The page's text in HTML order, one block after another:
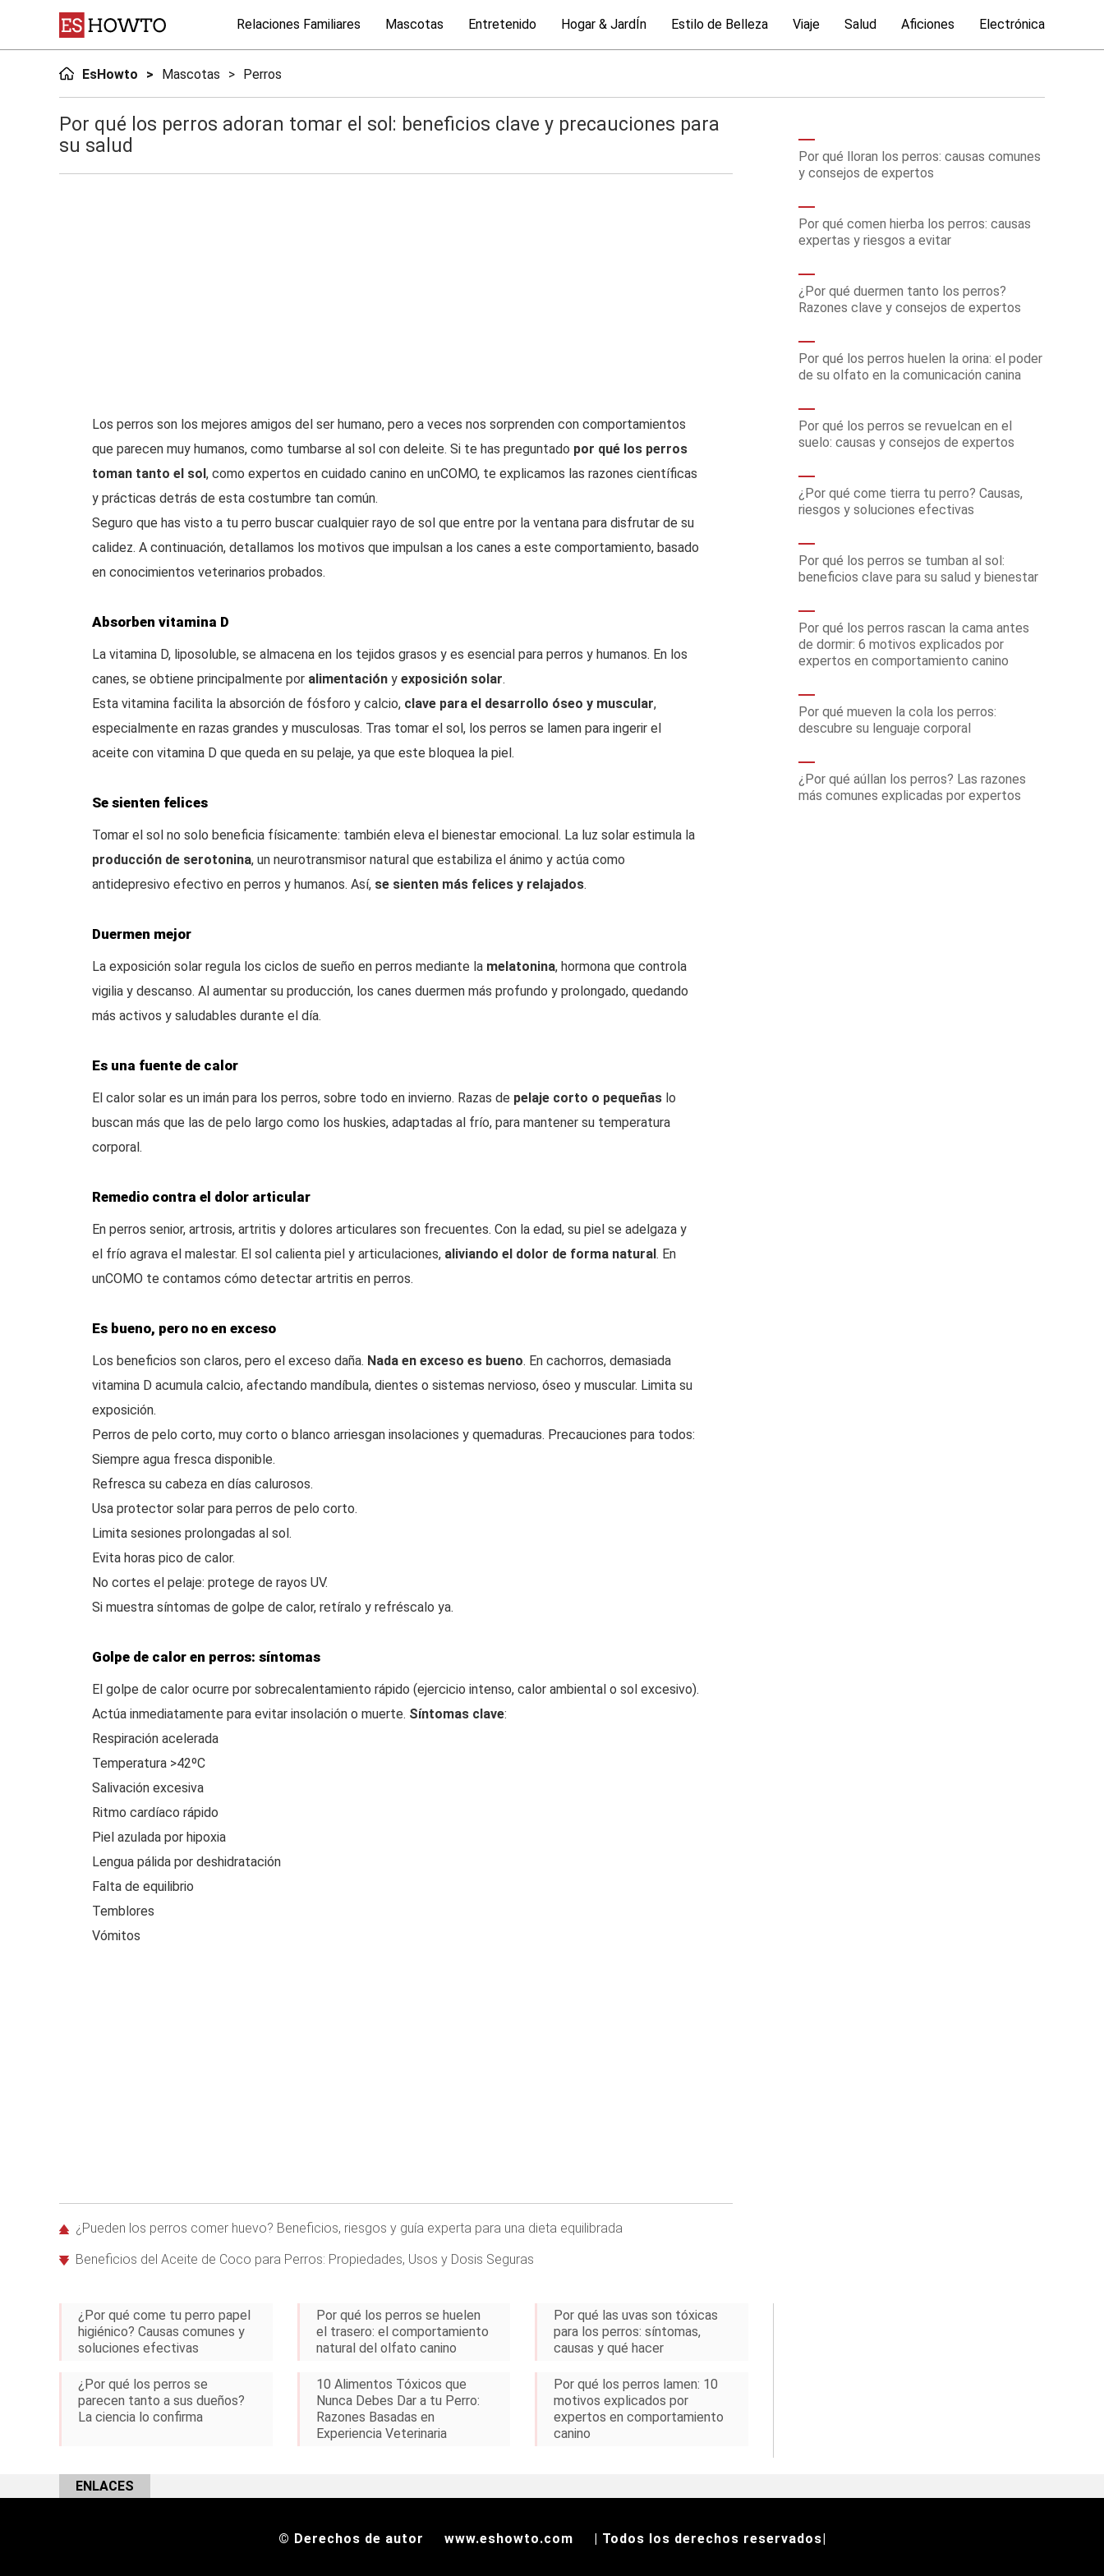
Relaciones Familiares Mascotas Entretenido Hogar & JardÍn Estilo de Belleza Viaje Salud Aficiones Electrónica
EsHowto Mascotas Perros
Por qué los perros adoran tomar el sol: beneficios clave y precauciones para
su salud
Los perros son los mejores amigos del ser humano, pero a veces nos sorprenden con comportamientos
que parecen muy humanos, como tumbarse al sol con deleite. Si te has preguntado por qué los perros
toman tanto el sol, como expertos en cuidado canino en unCOMO, te explicamos las razones científicas
y prácticas detrás de esta costumbre tan común.
Seguro que has visto a tu perro buscar cualquier rayo de sol que entre por la ventana para disfrutar de su
calidez. A continuación, detallamos los motivos que impulsan a los canes a este comportamiento, basado
en conocimientos veterinarios probados.
Absorben vitamina D
La vitamina D, liposoluble, se almacena en los tejidos grasos y es esencial para perros y humanos. En los
canes, se obtiene principalmente por alimentación y exposición solar.
Esta vitamina facilita la absorción de fósforo y calcio, clave para el desarrollo óseo y muscular,
especialmente en razas grandes y musculosas. Tras tomar el sol, los perros se lamen para ingerir el
aceite con vitamina D que queda en su pelaje, ya que este bloquea la piel.
Se sienten felices
Tomar el sol no solo beneficia físicamente: también eleva el bienestar emocional. La luz solar estimula la
producción de serotonina, un neurotransmisor natural que estabiliza el ánimo y actúa como
antidepresivo efectivo en perros y humanos. Así, se sienten más felices y relajados.
Duermen mejor
La exposición solar regula los ciclos de sueño en perros mediante la melatonina, hormona que controla
vigilia y descanso. Al aumentar su producción, los canes duermen más profundo y prolongado, quedando
más activos y saludables durante el día.
Es una fuente de calor
El calor solar es un imán para los perros, sobre todo en invierno. Razas de pelaje corto o pequeñas lo
buscan más que las de pelo largo como los huskies, adaptadas al frío, para mantener su temperatura
corporal.
Remedio contra el dolor articular
En perros senior, artrosis, artritis y dolores articulares son frecuentes. Con la edad, su piel se adelgaza y
el frío agrava el malestar. El sol calienta piel y articulaciones, aliviando el dolor de forma natural. En
unCOMO te contamos cómo detectar artritis en perros.
Es bueno, pero no en exceso
Los beneficios son claros, pero el exceso daña. Nada en exceso es bueno. En cachorros, demasiada
vitamina D acumula calcio, afectando mandíbula, dientes o sistemas nervioso, óseo y muscular. Limita su
exposición.
Perros de pelo corto, muy corto o blanco arriesgan insolaciones y quemaduras. Precauciones para todos:
Siempre agua fresca disponible.
Refresca su cabeza en días calurosos.
Usa protector solar para perros de pelo corto.
Limita sesiones prolongadas al sol.
Evita horas pico de calor.
No cortes el pelaje: protege de rayos UV.
Si muestra síntomas de golpe de calor, retíralo y refréscalo ya.
Golpe de calor en perros: síntomas
El golpe de calor ocurre por sobrecalentamiento rápido (ejercicio intenso, calor ambiental o sol excesivo).
Actúa inmediatamente para evitar insolación o muerte. Síntomas clave:
Respiración acelerada
Temperatura >42ºC
Salivación excesiva
Ritmo cardíaco rápido
Piel azulada por hipoxia
Lengua pálida por deshidratación
Falta de equilibrio
Temblores
Vómitos
¿Pueden los perros comer huevo? Beneficios, riesgos y guía experta para una dieta equilibrada
Beneficios del Aceite de Coco para Perros: Propiedades, Usos y Dosis Seguras
Por qué lloran los perros: causas comunes
y consejos de expertos
Por qué comen hierba los perros: causas
expertas y riesgos a evitar
¿Por qué duermen tanto los perros?
Razones clave y consejos de expertos
Por qué los perros huelen la orina: el poder
de su olfato en la comunicación canina
Por qué los perros se revuelcan en el
suelo: causas y consejos de expertos
¿Por qué come tierra tu perro? Causas,
riesgos y soluciones efectivas
Por qué los perros se tumban al sol:
beneficios clave para su salud y bienestar
Por qué los perros rascan la cama antes
de dormir: 6 motivos explicados por
expertos en comportamiento canino
Por qué mueven la cola los perros:
descubre su lenguaje corporal
¿Por qué aúllan los perros? Las razones
más comunes explicadas por expertos
¿Por qué come tu perro papel
higiénico? Causas comunes y
soluciones efectivas
Por qué los perros se huelen
el trasero: el comportamiento
natural del olfato canino
Por qué las uvas son tóxicas
para los perros: síntomas,
causas y qué hacer
¿Por qué los perros se
parecen tanto a sus dueños?
La ciencia lo confirma
10 Alimentos Tóxicos que
Nunca Debes Dar a tu Perro:
Razones Basadas en
Experiencia Veterinaria
Por qué los perros lamen: 10
motivos explicados por
expertos en comportamiento
canino
ENLACES
© Derechos de autor www.eshowto.com | Todos los derechos reservados|